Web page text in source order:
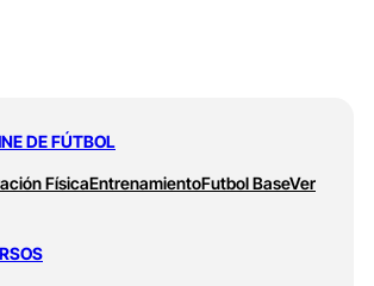
DE FÚTBOL
FísicaEntrenamientoFutbol BaseVer